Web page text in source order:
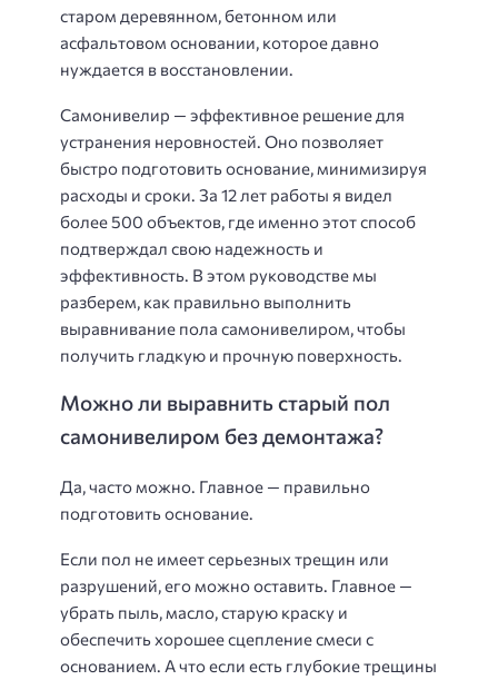
старом деревянном, бетонном или
асфальтовом основании, которое давно
нуждается в восстановлении.
Самонивелир — эффективное решение для
устранения неровностей. Оно позволяет
быстро подготовить основание, минимизируя
расходы и сроки. За 12 лет работы я видел
более 500 объектов, где именно этот способ
подтверждал свою надежность и
эффективность. В этом руководстве мы
разберем, как правильно выполнить
выравнивание пола самонивелиром, чтобы
получить гладкую и прочную поверхность.
Можно ли выравнить старый пол
самонивелиром без демонтажа?
Да, часто можно. Главное — правильно
подготовить основание.
Если пол не имеет серьезных трещин или
разрушений, его можно оставить. Главное —
убрать пыль, масло, старую краску и
обеспечить хорошее сцепление смеси с
основанием. А что если есть глубокие трещины